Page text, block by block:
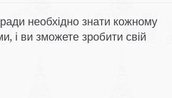
необхідно знати кожному
і ви зможете зробити свій